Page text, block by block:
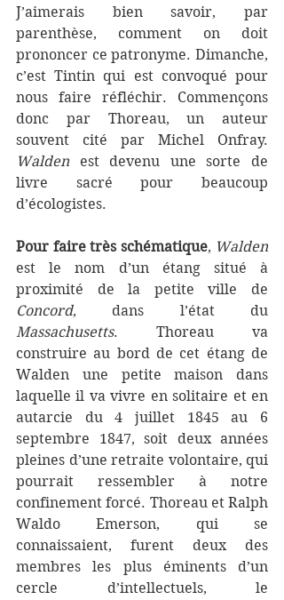
J’aimerais bien savoir, par
parenthèse, comment on doit
prononcer ce patronyme. Dimanche,
c’est Tintin qui est convoqué pour
nous faire réfléchir. Commençons
donc par Thoreau, un auteur
Walden est devenu une sorte de
livre sacré pour beaucoup
d’écologistes.
Pour faire très schématique, Walden
est le nom d’un étang situé à
Concord
Massachusetts. Thoreau va
construire au bord de cet étang de
Walden une petite maison dans
laquelle il va vivre en solitaire et en
autarcie du 4 juillet 1845 au 6
septembre 1847, soit deux années
pleines d’une retraite volontaire, qui
pourrait ressembler à notre
confinement forcé. Thoreau et Ralph
Waldo Emerson, qui se
connaissaient, furent deux des
membres les plus éminents d’un